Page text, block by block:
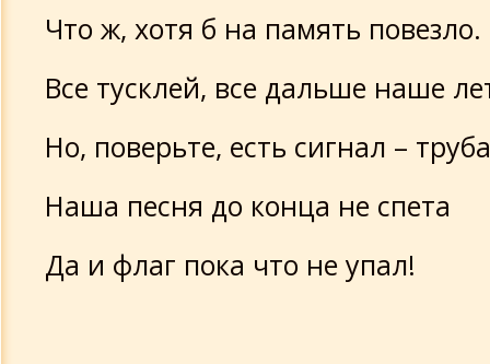
Что ж, хотя б на память повезло.
Все тусклей, все дальше наше
Но, поверьте, есть сигнал –
Наша песня до конца не спета
Да и флаг пока что не упал!